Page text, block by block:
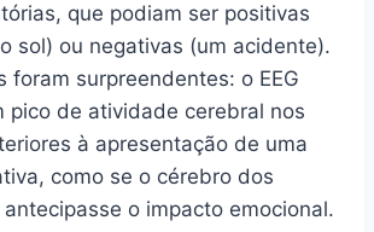
que podiam ser positivas
sol) ou negativas (um acidente).
foram surpreendentes: o EEG
pico de atividade cerebral nos
à apresentação de uma
como se o cérebro dos
o impacto emocional.